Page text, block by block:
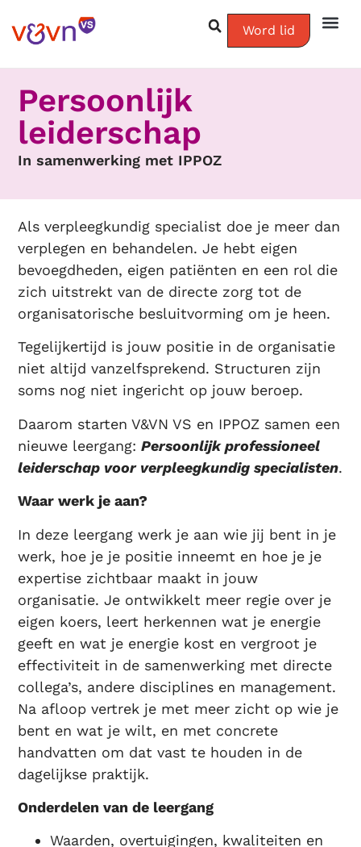
Word lid
Persoonlijk
leiderschap
In samenwerking met IPPOZ
Als verpleegkundig specialist doe je meer dan
verplegen en behandelen. Je hebt eigen
bevoegdheden, eigen patiënten en een rol die
zich uitstrekt van de directe zorg tot de
organisatorische besluitvorming om je heen.
Tegelijkertijd is jouw positie in de organisatie
niet altijd vanzelfsprekend. Structuren zijn
soms nog niet ingericht op jouw beroep.
Daarom starten V&VN VS en IPPOZ samen een
nieuwe leergang:Persoonlijk professioneel
leiderschap voor verpleegkundig specialisten.
Waar werk je aan?
In deze leergang werk je aan wie jij bent in je
werk, hoe je je positie inneemt en hoe je je
expertise zichtbaar maakt in jouw
organisatie. Je ontwikkelt meer regie over je
eigen koers, leert herkennen wat je energie
geeft en wat je energie kost en vergroot je
effectiviteit in de samenwerking met directe
collega’s, andere disciplines en management.
Na afloop vertrek je met meer zicht op wie je
bent en wat je wilt, en met concrete
handvatten om dat vast te houden in de
dagelijkse praktijk.
Onderdelen van de leergang
Waarden, overtuigingen, kwaliteiten en